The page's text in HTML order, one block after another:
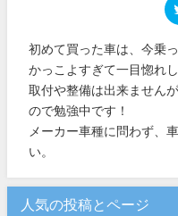
初めて買った車は、今乗
かっこよすぎて一目惚れ
取付や整備は出来ません
ので勉強中です！
メーカー車種に問わず、
い。
人気の投稿とページ